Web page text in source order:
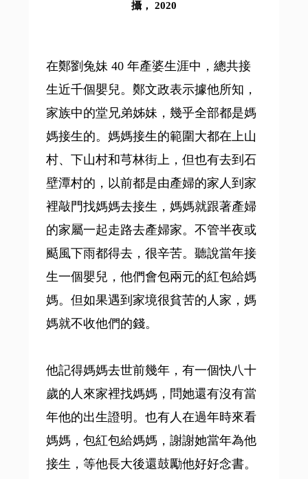
攝， 2020
在鄭劉兔妹 40 年產婆生涯中，總共接
生近千個嬰兒。鄭文政表示據他所知，
家族中的堂兄弟姊妹，幾乎全部都是媽
媽接生的。媽媽接生的範圍大都在上山
村、下山村和芎林街上，但也有去到石
壁潭村的，以前都是由產婦的家人到家
裡敲門找媽媽去接生，媽媽就跟著產婦
的家屬一起走路去產婦家。不管半夜或
颳風下雨都得去，很辛苦。聽說當年接
生一個嬰兒，他們會包兩元的紅包給媽
媽。但如果遇到家境很貧苦的人家，媽
媽就不收他們的錢。
他記得媽媽去世前幾年，有一個快八十
歲的人來家裡找媽媽，問她還有沒有當
年他的出生證明。也有人在過年時來看
媽媽，包紅包給媽媽，謝謝她當年為他
接生，等他長大後還鼓勵他好好念書。